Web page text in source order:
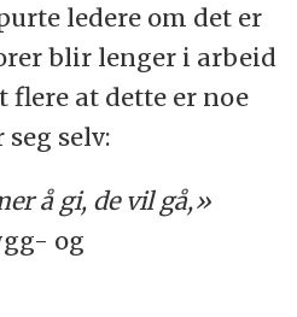
ledere om det er
blir lenger i arbeid
flere at dette er noe
selv:
å gi, de vil gå,»
og